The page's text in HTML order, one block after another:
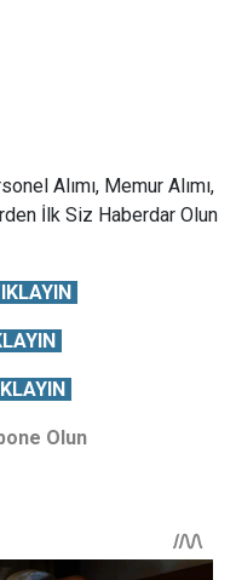
Alımı, Memur Alımı,
İlk Siz Haberdar Olun
Olun